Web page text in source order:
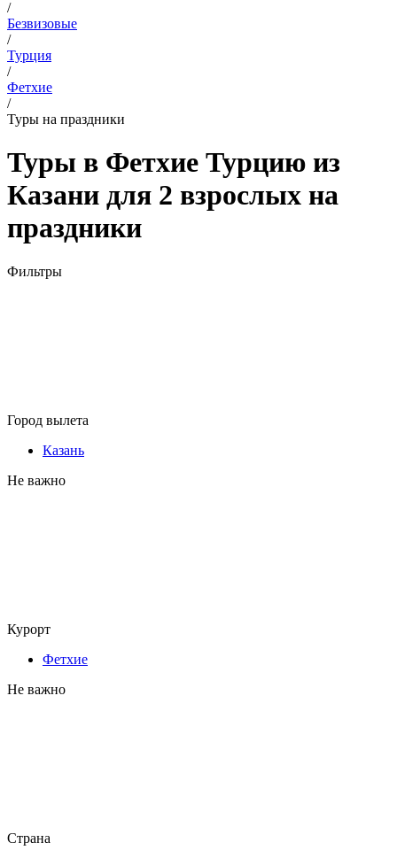
/
Безвизовые
/
Турция
/
Фетхие
/
Туры на праздники
Туры в Фетхие Турцию из
Казани для 2 взрослых на
праздники
Фильтры
Город вылета
Казань
Не важно
Курорт
Фетхие
Не важно
Страна